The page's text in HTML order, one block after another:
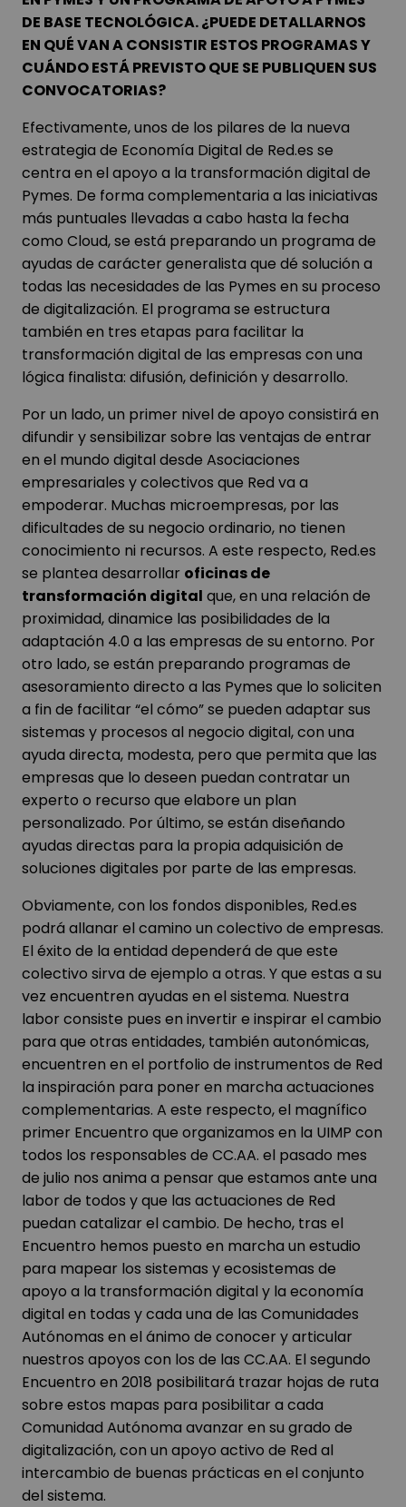
DE BASE TECNOLÓGICA. ¿PUEDE DETALLARNOS
EN QUÉ VAN A CONSISTIR ESTOS PROGRAMAS Y
CUÁNDO ESTÁ PREVISTO QUE SE PUBLIQUEN SUS
CONVOCATORIAS?
Efectivamente, unos de los pilares de la nueva
estrategia de Economía Digital de Red.es se
centra en el apoyo a la transformación digital de
Pymes. De forma complementaria a las iniciativas
más puntuales llevadas a cabo hasta la fecha
como Cloud, se está preparando un programa de
ayudas de carácter generalista que dé solución a
todas las necesidades de las Pymes en su proceso
de digitalización. El programa se estructura
también en tres etapas para facilitar la
transformación digital de las empresas con una
lógica finalista: difusión, definición y desarrollo.
Por un lado, un primer nivel de apoyo consistirá en
difundir y sensibilizar sobre las ventajas de entrar
en el mundo digital desde Asociaciones
empresariales y colectivos que Red va a
empoderar. Muchas microempresas, por las
dificultades de su negocio ordinario, no tienen
conocimiento ni recursos. A este respecto, Red.es
se plantea desarrollar oficinas de
transformación digital que, en una relación de
proximidad, dinamice las posibilidades de la
adaptación 4.0 a las empresas de su entorno. Por
otro lado, se están preparando programas de
asesoramiento directo a las Pymes que lo soliciten
a fin de facilitar “el cómo” se pueden adaptar sus
sistemas y procesos al negocio digital, con una
ayuda directa, modesta, pero que permita que las
empresas que lo deseen puedan contratar un
experto o recurso que elabore un plan
personalizado. Por último, se están diseñando
ayudas directas para la propia adquisición de
soluciones digitales por parte de las empresas.
Obviamente, con los fondos disponibles, Red.es
podrá allanar el camino un colectivo de empresas.
El éxito de la entidad dependerá de que este
colectivo sirva de ejemplo a otras. Y que estas a su
vez encuentren ayudas en el sistema. Nuestra
labor consiste pues en invertir e inspirar el cambio
para que otras entidades, también autonómicas,
encuentren en el portfolio de instrumentos de Red
la inspiración para poner en marcha actuaciones
complementarias. A este respecto, el magnífico
primer Encuentro que organizamos en la UIMP con
todos los responsables de CC.AA. el pasado mes
de julio nos anima a pensar que estamos ante una
labor de todos y que las actuaciones de Red
puedan catalizar el cambio. De hecho, tras el
Encuentro hemos puesto en marcha un estudio
para mapear los sistemas y ecosistemas de
apoyo a la transformación digital y la economía
digital en todas y cada una de las Comunidades
Autónomas en el ánimo de conocer y articular
nuestros apoyos con los de las CC.AA. El segundo
Encuentro en 2018 posibilitará trazar hojas de ruta
sobre estos mapas para posibilitar a cada
Comunidad Autónoma avanzar en su grado de
digitalización, con un apoyo activo de Red al
intercambio de buenas prácticas en el conjunto
del sistema.